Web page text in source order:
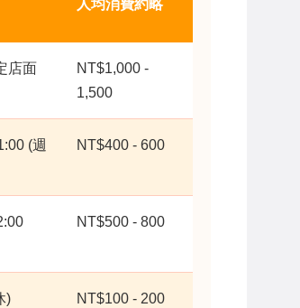
人均消費約略
店面
NT$1,000 -
1,500
(週
NT$400 - 600
NT$500 - 800
) NT$100 - 200